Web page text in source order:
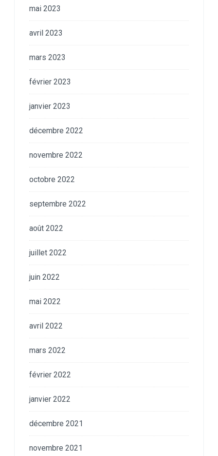
mai 2023
avril 2023
mars 2023
février 2023
janvier 2023
décembre 2022
novembre 2022
octobre 2022
septembre 2022
août 2022
juillet 2022
juin 2022
mai 2022
avril 2022
mars 2022
février 2022
janvier 2022
décembre 2021
novembre 2021